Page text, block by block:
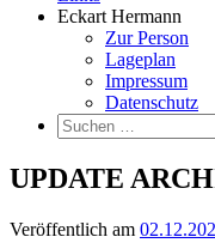
Eckart Hermann
Zur Person
Lageplan
Impressum
Datenschutz
Suchen
nach:
UPDATE
Veröffentlich am